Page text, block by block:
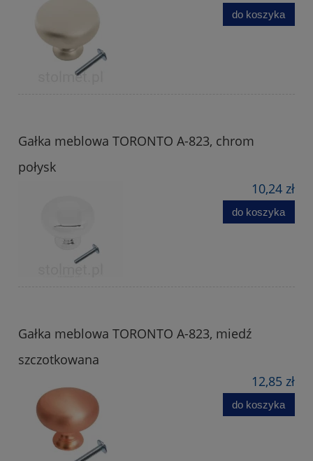
do koszyka
Gałka meblowa TORONTO A-823, chrom
połysk
10,24 zł
do koszyka
Gałka meblowa TORONTO A-823, miedź
szczotkowana
12,85 zł
do koszyka